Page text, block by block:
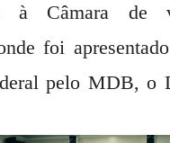
à Câmara de
foi
pelo MDB, o